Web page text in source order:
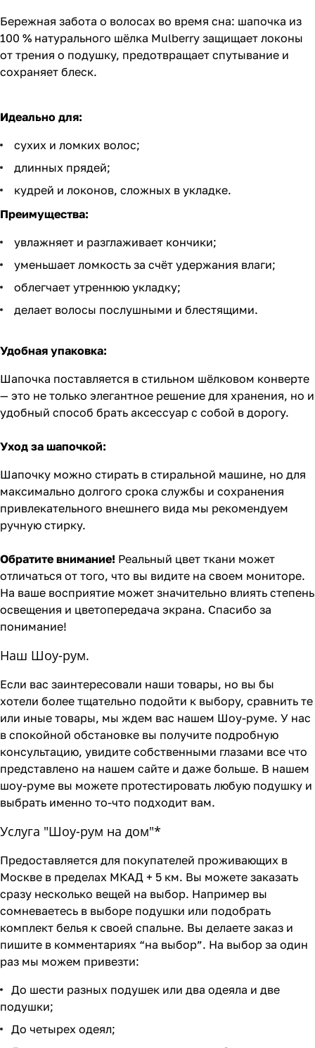
Бережная забота о волосах во время сна: шапочка из
100 % натурального шёлка Mulberry защищает локоны
от трения о подушку, предотвращает спутывание и
сохраняет блеск.
Идеально для:
сухих и ломких волос;
длинных прядей;
кудрей и локонов, сложных в укладке.
Преимущества:
увлажняет и разглаживает кончики;
уменьшает ломкость за счёт удержания влаги;
облегчает утреннюю укладку;
делает волосы послушными и блестящими.
Удобная упаковка:
Шапочка поставляется в стильном шёлковом конверте
— это не только элегантное решение для хранения, но и
удобный способ брать аксессуар с собой в дорогу.
Уход за шапочкой:
Шапочку можно стирать в стиральной машине, но для
максимально долгого срока службы и сохранения
привлекательного внешнего вида мы рекомендуем
ручную стирку.
Обратите внимание! Реальный цвет ткани может
отличаться от того, что вы видите на своем мониторе.
На ваше восприятие может значительно влиять степень
освещения и цветопередача экрана. Спасибо за
понимание!
Наш Шоу-рум.
Если вас заинтересовали наши товары, но вы бы
хотели более тщательно подойти к выбору, сравнить те
или иные товары, мы ждем вас нашем Шоу-руме. У нас
в спокойной обстановке вы получите подробную
консультацию, увидите собственными глазами все что
представлено на нашем сайте и даже больше. В нашем
шоу-руме вы можете протестировать любую подушку и
выбрать именно то-что подходит вам.
Услуга "Шоу-рум на дом"*
Предоставляется для покупателей проживающих в
Москве в пределах МКАД + 5 км. Вы можете заказать
сразу несколько вещей на выбор. Например вы
сомневаетесь в выборе подушки или подобрать
комплект белья к своей спальне. Вы делаете заказ и
пишите в комментариях “на выбор”. На выбор за один
раз мы можем привезти:
До шести разных подушек или два одеяла и две
подушки;
До четырех одеял;